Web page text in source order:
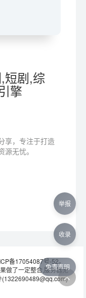
短剧,综
擎
享，专注于打造
无忧。
备17054087号-52。
做了一定整合,服务器无
(1322690489@qq.com)
免责声明
举报
收录